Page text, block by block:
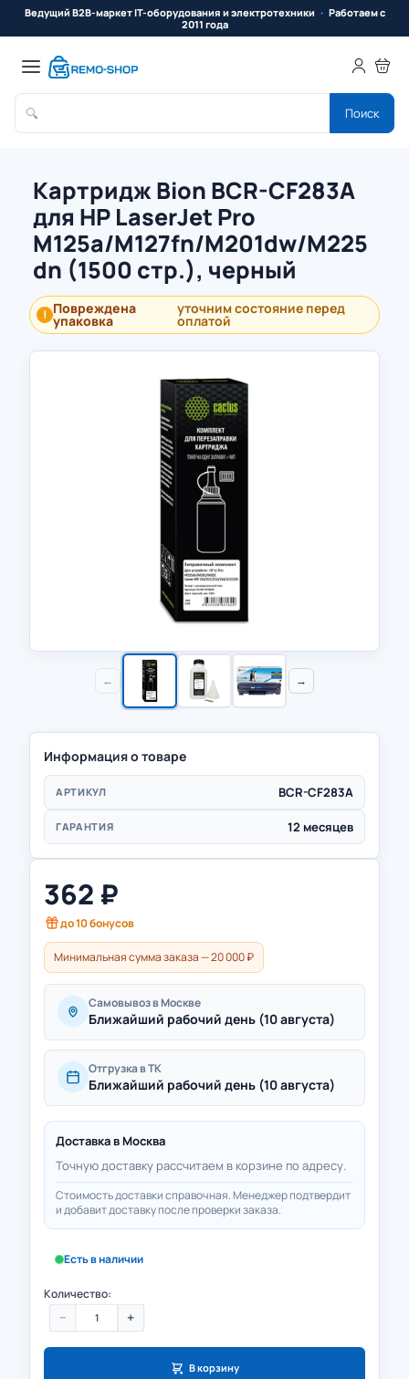
Ведущий B2B-маркет IT-оборудования и электротехники
Работаем с
2011 года
🔍 Поиск
Картридж Bion BCR-CF283A
для HP LaserJet Pro
M125a/M127fn/M201dw/M225
dn (1500 стр.), черный
! Повреждена
упаковка
уточним состояние перед
оплатой
← →
Информация о товаре
АРТИКУЛ BCR-CF283A
ГАРАНТИЯ 12 месяцев
362 ₽
до10бонусов
Минимальная сумма заказа — 20 000 ₽
Самовывоз в Москве
Ближайший рабочий день (10 августа)
Отгрузка в ТК
Ближайший рабочий день (10 августа)
Доставка в Москва
Точную доставку рассчитаем в корзине по адресу.
Стоимость доставки справочная. Менеджер подтвердит
и добавит доставку после проверки заказа.
Есть в наличии
Количество:
− +
В корзину